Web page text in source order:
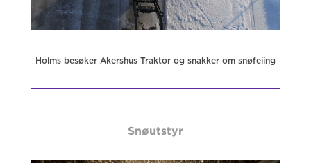
Holms besøker Akershus Traktor og snakker om snøfeiing
Snøutstyr